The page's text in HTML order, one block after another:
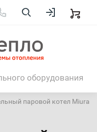
оборудования
паровой котел Miura